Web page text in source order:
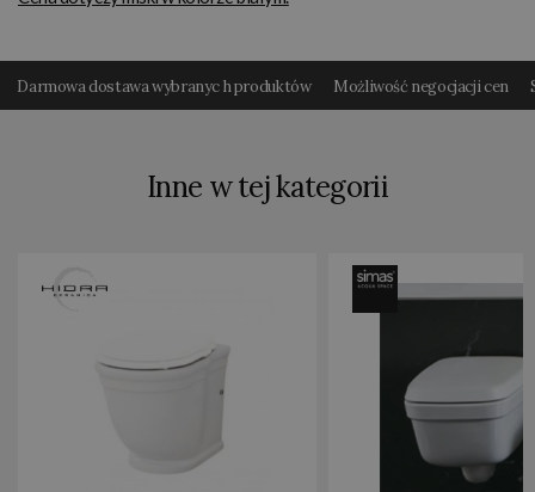
Darmowa dostawa wybranyc h produktów Możliwość negocjacji cen
Inne w tej kategorii